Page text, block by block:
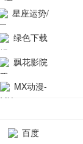
院-哪吒影院
提供最新、
最全的高清
电影、电视
剧、动漫和
综艺节目免
费观看。平
台内容丰
星座运势/
最星座/美国
神婆星座网
绿色下载
吧
飘花影院
网
MX动漫-
漫免费在线
观看
百度